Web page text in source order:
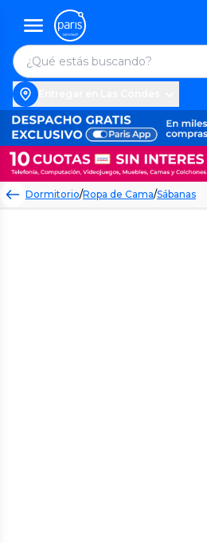
Dormitorio/Ropa de Cama/Sábanas